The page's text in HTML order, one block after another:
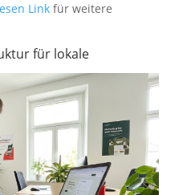
Linkfür weitere
für lokale